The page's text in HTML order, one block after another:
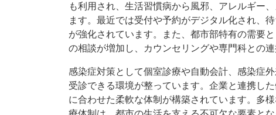
も利用され、生活習慣病から風邪、アレルギー
ます。最近では受付や予約がデジタル化され、
が強化されています。また、都市部特有の需要
の相談が増加し、カウンセリングや専門科との連
感染症対策として個室診療や自動会計、感染症
受診できる環境が整っています。企業と連携し
に合わせた柔軟な体制が構築されています。多